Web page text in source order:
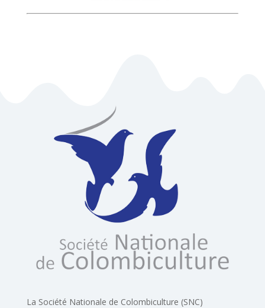
La Société Nationale de Colombiculture (SNC)